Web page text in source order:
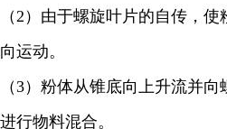
（2）由于螺旋叶片的自传，
向运动。
（3）粉体从锥底向上升流并
进行物料混合。